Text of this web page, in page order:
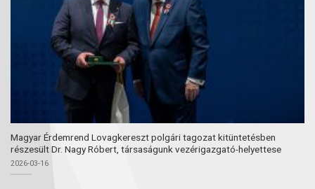
Magyar Érdemrend Lovagkereszt polgári tagozat kitüntetésben
részesült Dr. Nagy Róbert, társaságunk vezérigazgató-helyettese
2026-03-16